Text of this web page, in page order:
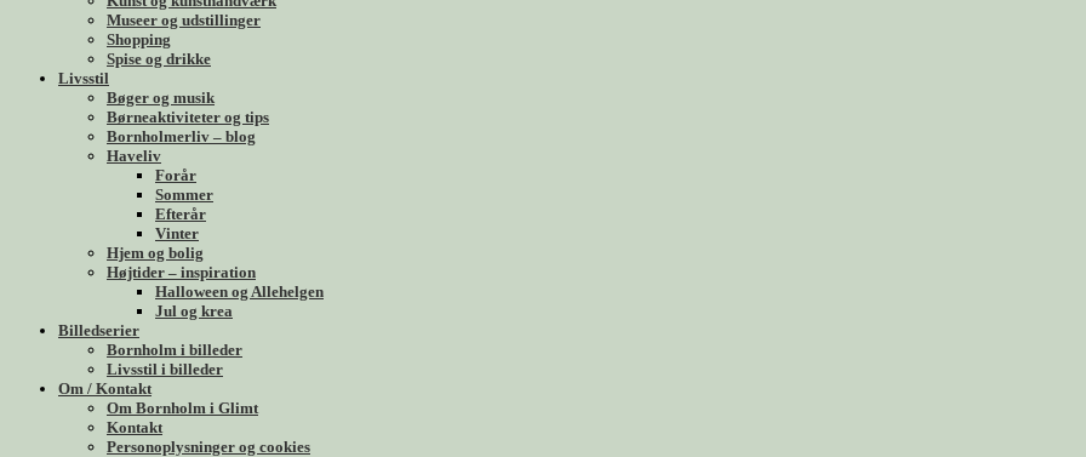
Museer og udstillinger
Shopping
Spise og drikke
Livsstil
Bøger og musik
Børneaktiviteter og tips
Bornholmerliv – blog
Haveliv
Forår
Sommer
Efterår
Vinter
Hjem og bolig
Højtider – inspiration
Halloween og Allehelgen
Jul og krea
Billedserier
Bornholm i billeder
Livsstil i billeder
Om / Kontakt
Om Bornholm i Glimt
Kontakt
Personoplysninger og cookies